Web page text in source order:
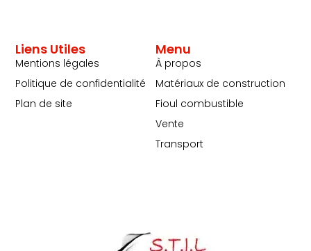
Menu
À propos
Matériaux de construction
Fioul combustible
Vente
Transport
Liens Utiles
Mentions légales
Politique de confidentialité
Plan de site